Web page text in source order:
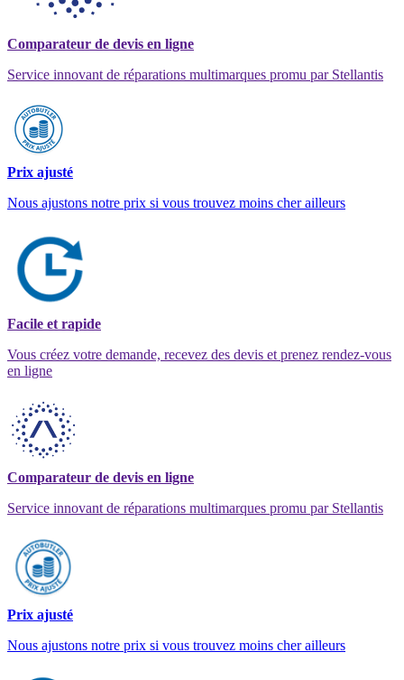
Comparateur de devis en ligne
Service innovant de réparations multimarques promu par Stellantis
Prix ajusté
Nous ajustons notre prix si vous trouvez moins cher ailleurs
Facile et rapide
Vous créez votre demande, recevez des devis et prenez rendez-vous
en ligne
Comparateur de devis en ligne
Service innovant de réparations multimarques promu par Stellantis
Prix ajusté
Nous ajustons notre prix si vous trouvez moins cher ailleurs